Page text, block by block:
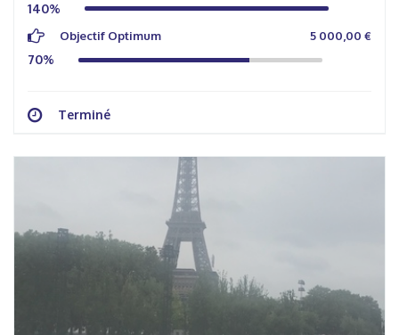
140%
Objectif Optimum 5 000,00 €
70%
Terminé